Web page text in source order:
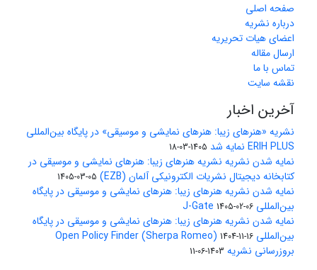
صفحه اصلی
درباره نشریه
اعضای هیات تحریریه
ارسال مقاله
تماس با ما
نقشه سایت
آخرین اخبار
نشریه «هنرهای زیبا: هنرهای نمایشی و موسیقی» در پایگاه بین‌المللی
ERIH PLUS نمایه شد
1405-03-18
نمایه شدن نشریه نشریه هنرهای زیبا: هنرهای نمایشی و موسیقی در
کتابخانه دیجیتال نشریات الکترونیکی آلمان (EZB)
1405-03-05
نمایه شدن نشریه هنرهای زیبا: هنرهای نمایشی و موسیقی در پایگاه
بین‌المللی J-Gate 1405-02-06
نمایه شدن نشریه هنرهای زیبا: هنرهای نمایشی و موسیقی در پایگاه
بین‌المللی Open Policy Finder (Sherpa Romeo) 1404-11-16
بروزرسانی نشریه 1403-06-11